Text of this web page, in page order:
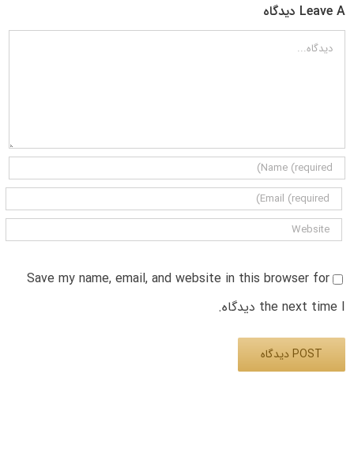
Leave A دیدگاه
دیدگاه
Save my name, email, and website in this browser for
the next time I دیدگاه.